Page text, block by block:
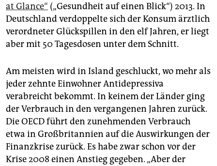
at Glance“ („Gesundheit auf einen Blick“) 2013. In
Deutschland verdoppelte sich der Konsum ärztlich
verordneter Glückspillen in den elf Jahren, er liegt
aber mit 50 Tagesdosen unter dem Schnitt.
Am meisten wird in Island geschluckt, wo mehr als
jeder zehnte Einwohner Antidepressiva
verabreicht bekommt. In keinem der Länder ging
der Verbrauch in den vergangenen Jahren zurück.
Die OECD führt den zunehmenden Verbrauch
etwa in Großbritannien auf die Auswirkungen der
Finanzkrise zurück. Es habe zwar schon vor der
Krise 2008 einen Anstieg gegeben. „Aber der